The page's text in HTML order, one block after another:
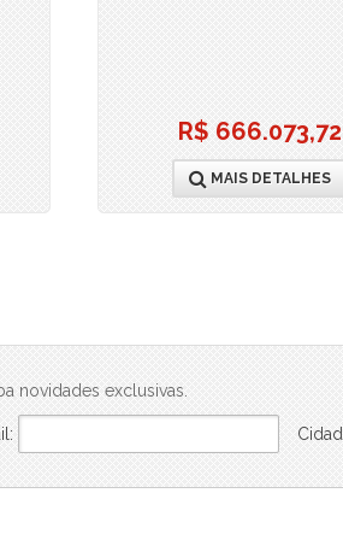
- Breve Lançamento (3)
Lançamento (2)
(4)
1 (5)
R$ 666.073,72
MAIS DETALHES
novidades exclusivas.